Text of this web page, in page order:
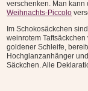
verschenken. Man
Weihnachts-Piccolo
Im Schokosäckchen
weinrotem
goldener Schleife,
Hochglanzanhänger
Säckchen. Alle